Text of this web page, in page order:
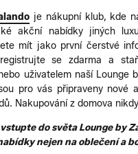
je nákupní klub, kde
akční nabídky jiných
mít jako první čerstvé
se zdarma a
uživatelem naší Lounge
pro vás připraveny nové
Nakupování z domova
do světa Lounge by
nejen na oblečení a